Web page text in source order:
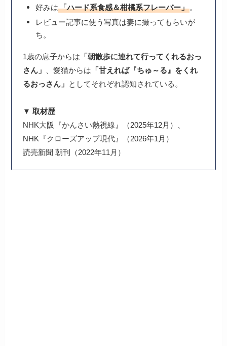
好みは「ハード系食感＆柑橘系フレーバー」 。
レビュー記事に使う写真は妻に撮ってもらいが
ち。
1歳の息子からは 「朝散歩に連れて行ってくれるおっ
さん」
、愛猫からは 「甘えれば『ちゅ～る』をくれ
るおっさん」 としてそれぞれ認知されている。
▼ 取材歴
NHK大阪『かんさい熱視線』（2025年12月）、
NHK『クローズアップ現代』（2026年1月）
読売新聞 朝刊（2022年11月）